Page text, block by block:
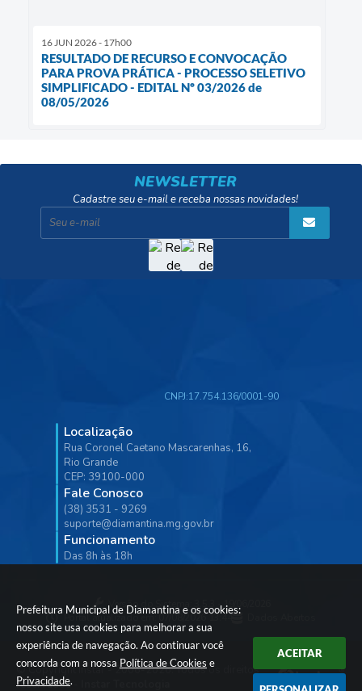
Prefeitura Municipal de Diamantina e os cookies:
nosso site usa cookies para melhorar a sua
experiência de navegação. Ao continuar você
concorda com a nossa Política de Cookies e
Privacidade.
ACEITAR
16 JUN 2026 - 17h00
RESULTADO DE RECURSO E CONVOCAÇÃO
PARA PROVA PRÁTICA - PROCESSO SELETIVO
SIMPLIFICADO - EDITAL Nº 03/2026 de
08/05/2026
NEWSLETTER
Cadastre seu e-mail e receba nossas novidades!
Localização
Rua Coronel Caetano Mascarenhas, 16,
Rio Grande
CEP: 39100-000
Fale Conosco
(38) 3531 - 9269
suporte@diamantina.mg.gov.br
Funcionamento
Das 8h às 18h
CNPJ:17.754.136/0001-90
Versão do Sistema:
3.5.3 - 19/06/2026
Portal atualizado em:07/08/2026 13:44
© Copyright Instar - 2006-2026. Todos os direitos
reservados -